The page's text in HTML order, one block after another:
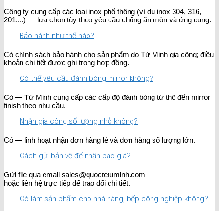
Công ty cung cấp các loại inox phổ thông (ví dụ inox 304, 316,
201....) — lựa chọn tùy theo yêu cầu chống ăn mòn và ứng dụng.
Bảo hành như thế nào?
Có chính sách bảo hành cho sản phẩm do Tứ Minh gia công; điều
khoản chi tiết được ghi trong hợp đồng.
Có thể yêu cầu đánh bóng mirror không?
Có — Tứ Minh cung cấp các cấp độ đánh bóng từ thô đến mirror
finish theo nhu cầu.
Nhận gia công số lượng nhỏ không?
Có — linh hoạt nhận đơn hàng lẻ và đơn hàng số lượng lớn.
Cách gửi bản vẽ để nhận báo giá?
Gửi file qua email sales@quoctetuminh.com
hoặc liên hệ trực tiếp để trao đổi chi tiết.
Có làm sản phẩm cho nhà hàng, bếp công nghiệp không?